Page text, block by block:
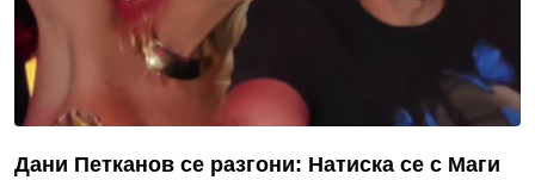
Дани Петканов се разгони: Натиска се с Маги